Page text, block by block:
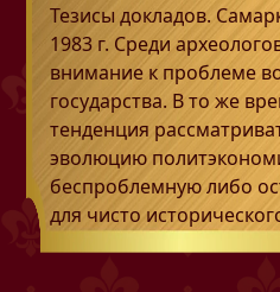
Тезисы докладов.
1983 г. Среди
внимание к проблеме
государства. В то же
тенденция
эволюцию
беспроблемную либо
для чисто